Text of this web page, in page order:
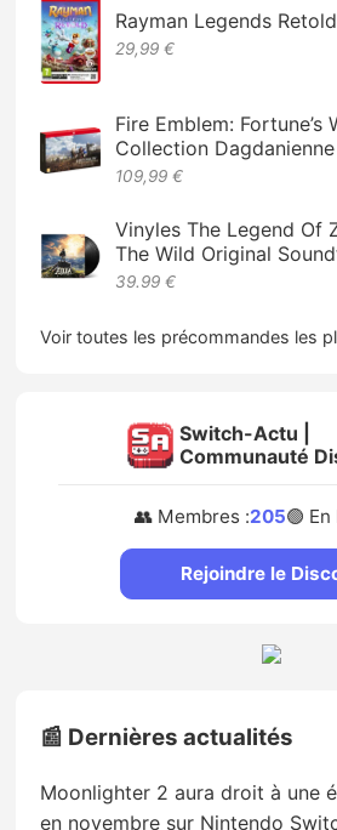
Rayman Legends
29,99 €
Fire Emblem: Fortune’s
Collection Dagdanienne
109,99 €
Vinyles The Legend Of
The Wild Original
39.99 €
Voir toutes les précommandes les
Switch-Actu |
Communauté
👥 Membres :205🟢
Rejoindre le
📰 Dernières actualités
Moonlighter 2 aura droit à une
en novembre sur Nintendo